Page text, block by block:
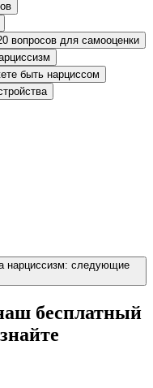
вопросов для самооценки
быть нарциссом
нарциссизм: следующие
бесплатный